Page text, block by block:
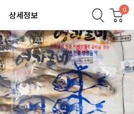
상세정보 0